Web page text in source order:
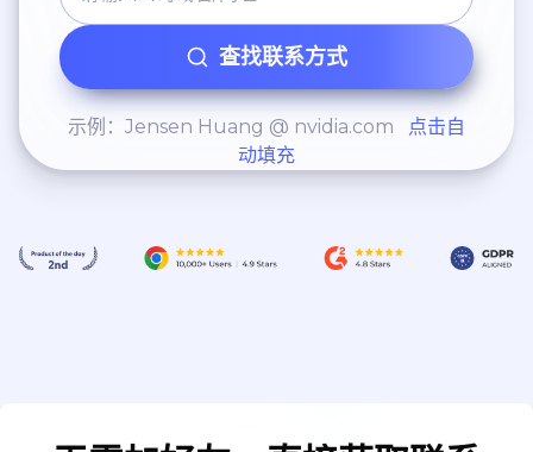
查找联系方式
示例：Jensen Huang @ nvidia.com
点击自
动填充